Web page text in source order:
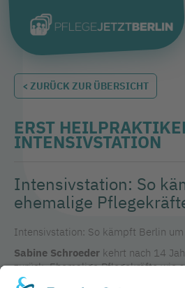
< ZURÜCK ZUR ÜBERSICHT
ERST
INTENSIVSTATION
Intensivstation: So
ehemalige
Intensivstation: So kämpft Berlin
Sabine Schroeder kehrt nach 14
zurück. Ehemalige Pflegekräfte wie
dringend benötigt.